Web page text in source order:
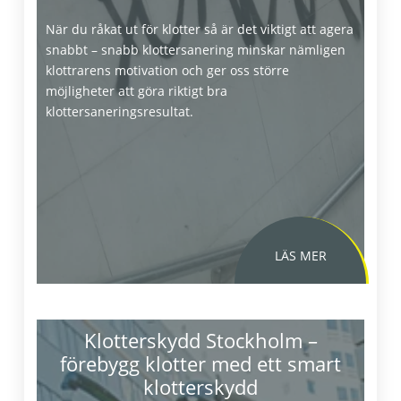
När du råkat ut för klotter så är det viktigt att agera
snabbt – snabb klottersanering minskar nämligen
klottrarens motivation och ger oss större
möjligheter att göra riktigt bra
klottersaneringsresultat.
Klotterskydd Stockholm –
förebygg klotter med ett smart
klotterskydd